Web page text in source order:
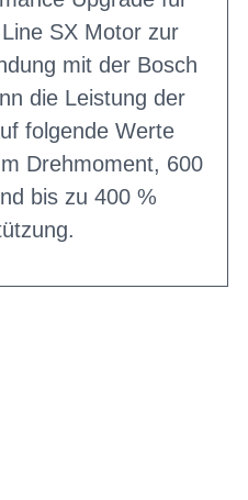
SX Motor zur
mit der Bosch
die Leistung der
folgende Werte
Drehmoment, 600
bis zu 400 %